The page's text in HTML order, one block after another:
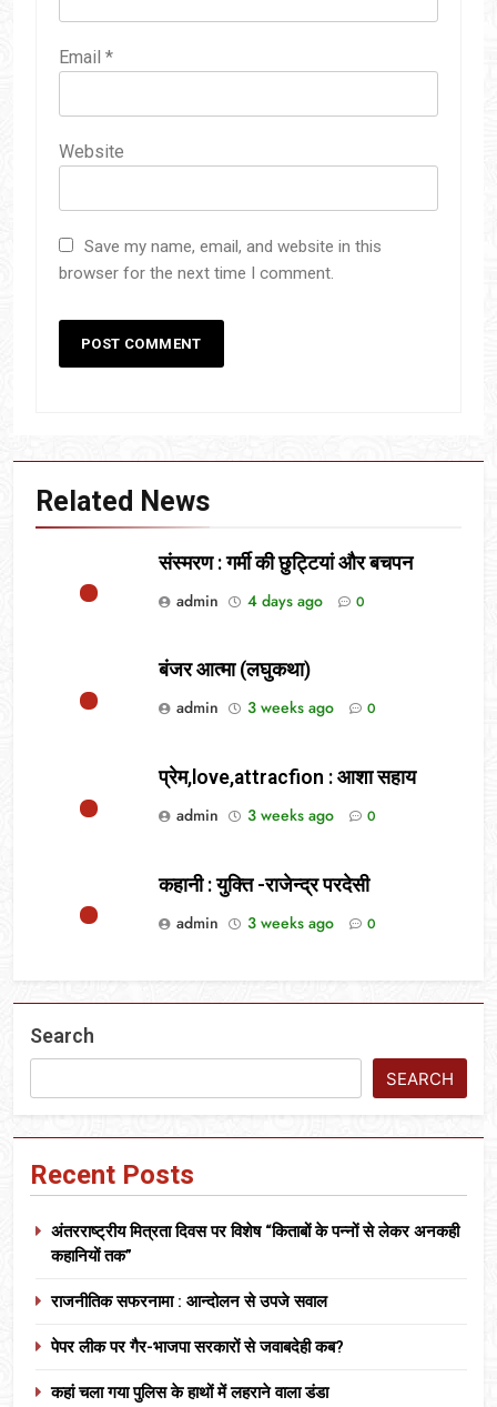
Email *
Website
Save my name, email, and website in this
browser for the next time I comment.
Related News
संस्मरण : गर्मी की छुट्टियां और बचपन
admin
4 days ago 0
बंजर आत्मा (लघुकथा)
admin
3 weeks ago 0
प्रेम,love,attracfion : आशा सहाय
admin
3 weeks ago 0
कहानी : युक्ति -राजेन्द्र परदेसी
admin
3 weeks ago 0
Search
SEARCH
Recent Posts
अंतरराष्ट्रीय मित्रता दिवस पर विशेष “किताबों के पन्नों से लेकर अनकही
कहानियों तक”
राजनीतिक सफरनामा : आन्दोलन से उपजे सवाल
पेपर लीक पर गैर-भाजपा सरकारों से जवाबदेही कब?
कहां चला गया पुलिस के हाथों में लहराने वाला डंडा